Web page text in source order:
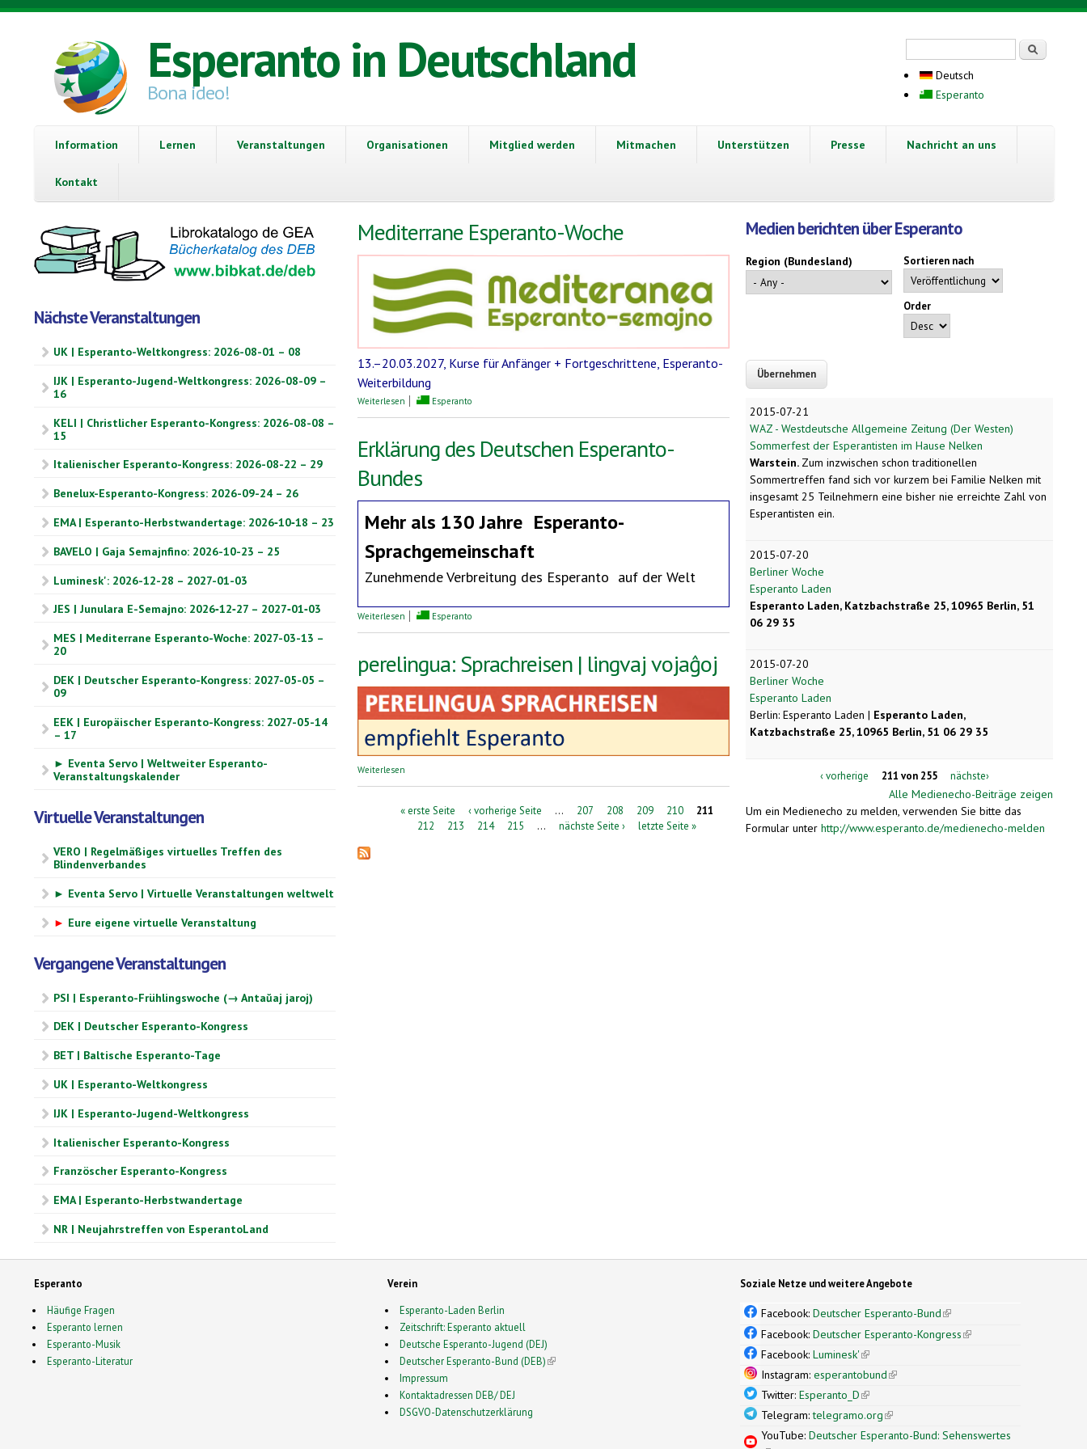
Direkt zum Inhalt
Esperanto in Deutschland
Bona ideo!
Deutsch
Esperanto
Information Lernen Veranstaltungen Organisationen Mitglied werden Mitmachen Unterstützen Presse Nachricht an uns
Kontakt
Nächste Veranstaltungen
UK | Esperanto-Weltkongress: 2026-08-01 – 08
IJK | Esperanto-Jugend-Weltkongress: 2026-08-09 –
16
KELI | Christlicher Esperanto-Kongress: 2026-08-08 –
15
Italienischer Esperanto-Kongress: 2026-08-22 – 29
Benelux-Esperanto-Kongress: 2026-09-24 – 26
EMA | Esperanto-Herbstwandertage: 2026‑10‑18 – 23
BAVELO | Gaja Semajnfino: 2026-10-23 – 25
Luminesk': 2026-12-28 – 2027-01-03
JES | Junulara E-Semajno: 2026‑12‑27 – 2027‑01‑03
MES | Mediterrane Esperanto-Woche: 2027-03-13 –
20
DEK | Deutscher Esperanto-Kongress: 2027-05-05 –
09
EEK | Europäischer Esperanto-Kongress: 2027-05-14
– 17
► Eventa Servo | Weltweiter Esperanto-
Veranstaltungskalender
Virtuelle Veranstaltungen
VERO | Regelmäßiges virtuelles Treffen des
Blindenverbandes
► Eventa Servo | Virtuelle Veranstaltungen weltwelt
► Eure eigene virtuelle Veranstaltung
Vergangene Veranstaltungen
PSI | Esperanto-Frühlingswoche (→ Antaŭaj jaroj)
DEK | Deutscher Esperanto-Kongress
BET | Baltische Esperanto-Tage
UK | Esperanto-Weltkongress
IJK | Esperanto-Jugend-Weltkongress
Italienischer Esperanto-Kongress
Französcher Esperanto-Kongress
EMA | Esperanto-Herbstwandertage
NR | Neujahrstreffen von EsperantoLand
Mediterrane Esperanto-Woche
13.–20.03.2027, Kurse für Anfänger + Fortgeschrittene, Esperanto-
Weiterbildung
Weiterlesen über Mediterrane Esperanto-Woche
Esperanto
Erklärung des Deutschen Esperanto-
Bundes
Mehr als 130 Jahre Esperanto-
Sprachgemeinschaft
Zunehmende Verbreitung des Esperanto auf der Welt
Weiterlesen über Erklärung des Deutschen Esperanto-Bundes
Esperanto
perelingua: Sprachreisen | lingvaj vojaĝoj
Weiterlesen
Seiten« erste Seite ‹ vorherige Seite … 207 208 209 210
211
212
213 214 215 … nächste Seite › letzte Seite »
Medien berichten über Esperanto
Region (Bundesland) Sortieren nach
Order
2015-07-21
WAZ - Westdeutsche Allgemeine Zeitung (Der Westen)
Sommerfest der Esperantisten im Hause Nelken
Warstein. Zum inzwischen schon traditionellen
Sommertreffen fand sich vor kurzem bei Familie Nelken mit
insgesamt 25 Teilnehmern eine bisher nie erreichte Zahl von
Esperantisten ein.
2015-07-20
Berliner Woche
Esperanto Laden
Esperanto Laden, Katzbachstraße 25, 10965 Berlin, 51
06 29 35
2015-07-20
Berliner Woche
Esperanto Laden
Berlin: Esperanto Laden | Esperanto Laden,
Katzbachstraße 25, 10965 Berlin, 51 06 29 35
‹ vorherige 211 von 255 nächste›
Alle Medienecho-Beiträge zeigen
Um ein Medienecho zu melden, verwenden Sie bitte das
Formular unter http://www.esperanto.de/medienecho-melden
Esperanto
Häufige Fragen
Esperanto lernen
Esperanto-Musik
Esperanto-Literatur
Verein
Esperanto-Laden Berlin
Zeitschrift: Esperanto aktuell
Deutsche Esperanto-Jugend (DEJ)
Deutscher Esperanto-Bund (DEB)(link is external)
Impressum
Kontaktadressen DEB/ DEJ
DSGVO-Datenschutzerklärung
Soziale Netze und weitere Angebote
Facebook:Deutscher Esperanto-Bund(link is external)
Facebook:Deutscher Esperanto-Kongress(link is external)
Facebook:Luminesk'(link is external)
Instagram:esperantobund(link is external)
Twitter:Esperanto_D(link is external)
Telegram:telegramo.org(link is external)
YouTube:Deutscher Esperanto-Bund: Sehenswertes